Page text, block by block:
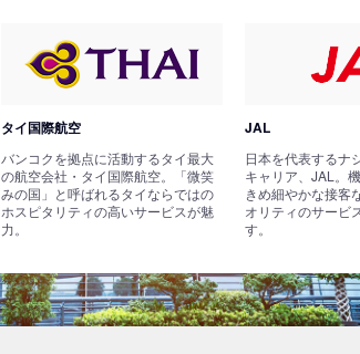
タイ国際航空
バンコクを拠点に活動するタイ最大
の航空会社・タイ国際航空。「微笑
みの国」と呼ばれるタイならではの
ホスピタリティの高いサービスが魅
力。
JAL
日本を代表するナ
キャリア、JAL。
きめ細やかな接客
オリティのサービ
す。